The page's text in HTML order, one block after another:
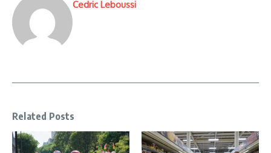
Cedric Leboussi
Related Posts